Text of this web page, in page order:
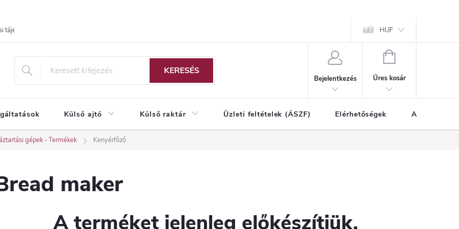
tájékoztató HUF
KERESÉS
Bejelentkezés
KOSÁR
Üres kosár
Külső ajtó Külső raktár Üzleti feltételek (ÁSZF) Elérhetőségek A vásárlás
gépek - Termékek Kenyérfőző
maker
A terméket jelenleg előkészítjük.